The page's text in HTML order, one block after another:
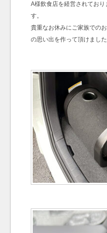
A様飲食店を経営されており
す。
貴重なお休みにご家族での
の思い出を作って頂けまし